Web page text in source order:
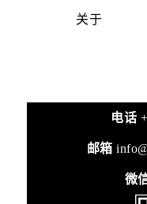
关于
电话
邮箱
微